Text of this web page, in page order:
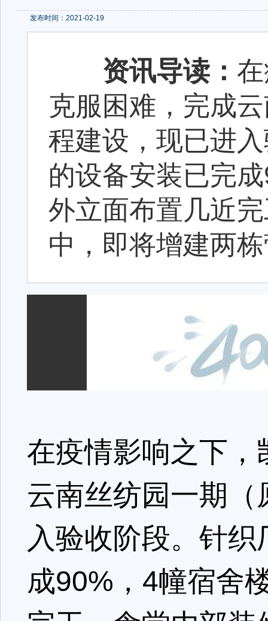
发布时间：2021-02-19
资讯导读：
克服困难，完成
程建设，现已进
的设备安装已完
外立面布置几近
中，即将增建两
在疫情影响之下
云南丝纺园一期
入验收阶段。针
成90%，4幢宿舍